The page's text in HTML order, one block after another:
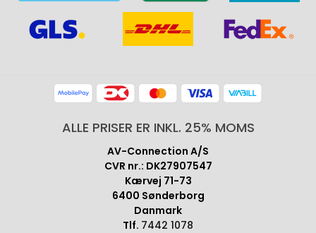
ALLE PRISER ER INKL. 25% MOMS
AV-Connection A/S
CVR nr.: DK27907547
Kærvej 71-73
6400 Sønderborg
Danmark
Tlf. 7442 1078